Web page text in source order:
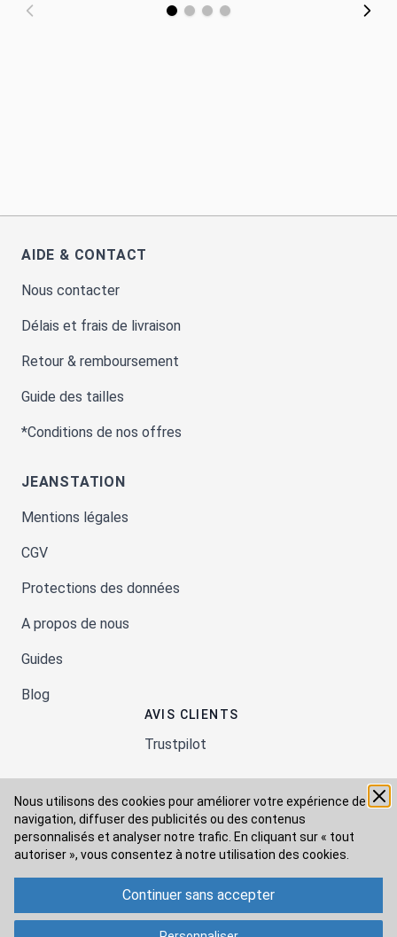
Nous utilisons des cookies pour améliorer votre expérience de
navigation, diffuser des publicités ou des contenus
personnalisés et analyser notre trafic. En cliquant sur « tout
autoriser », vous consentez à notre utilisation des cookies.
Continuer sans accepter
AIDE & CONTACT
Nous contacter
Délais et frais de livraison
Retour & remboursement
Guide des tailles
*Conditions de nos offres
JEANSTATION
Mentions légales
CGV
Protections des données
A propos de nous
Guides
Blog
AVIS CLIENTS
Trustpilot
Moyens de paiement
Modes de livraison